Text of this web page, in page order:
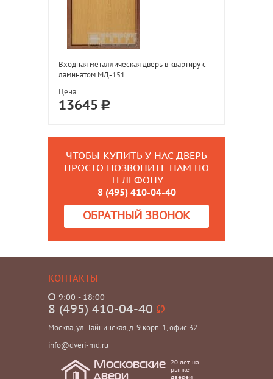
Входная металлическая дверь в квартиру с
ламинатом МД-151
Цена
13645
ЧТОБЫ КУПИТЬ У НАС ДВЕРЬ
ПРОСТО ПОЗВОНИТЕ НАМ ПО
ТЕЛЕФОНУ
8 (495) 410-04-40
ОБРАТНЫЙ ЗВОНОК
КОНТАКТЫ
9:00 - 18:00
8 (495) 410-04-40
Москва, ул. Тайнинская, д. 9 корп. 1, офис 32.
info@dveri-md.ru
Московские
двери
20 лет на
рынке
дверей